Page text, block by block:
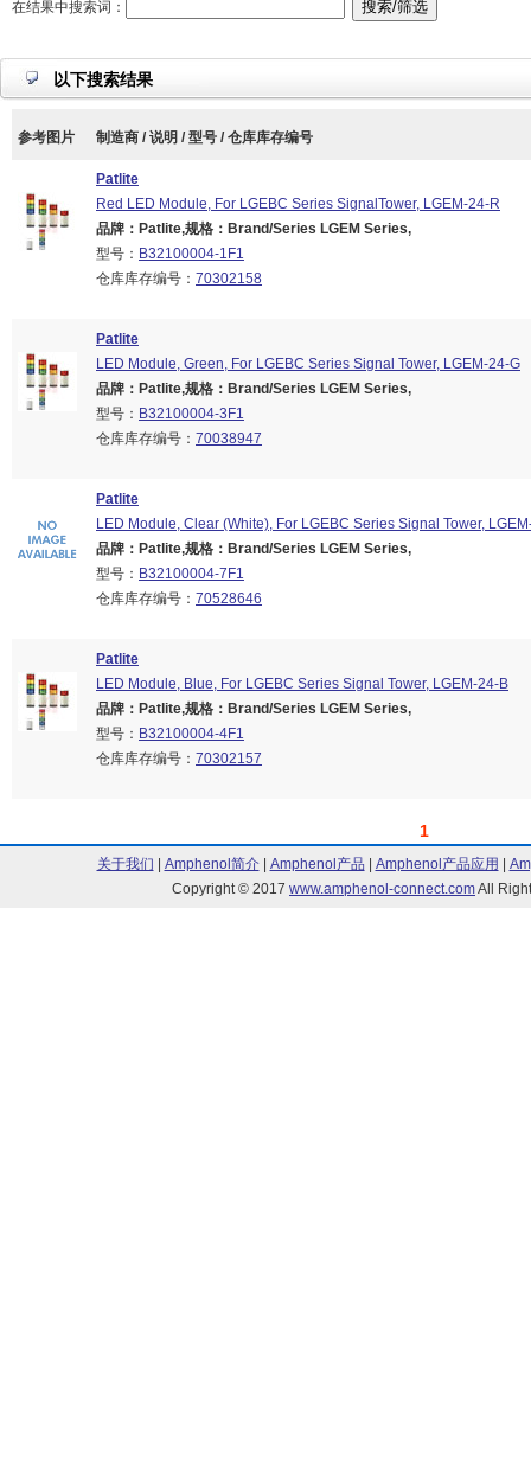
在结果中搜索词：
以下搜索结果
参考图片 制造商 / 说明 / 型号 / 仓库库存编号
Patlite
Red LED Module, For LGEBC Series SignalTower, LGEM-24-R
品牌：Patlite,规格：Brand/Series LGEM Series,
型号： B32100004-1F1
仓库库存编号： 70302158
Patlite
LED Module, Green, For LGEBC Series Signal Tower, LGEM-24-G
品牌：Patlite,规格：Brand/Series LGEM Series,
型号： B32100004-3F1
仓库库存编号： 70038947
Patlite
LED Module, Clear (White), For LGEBC Series Signal Tower,
品牌：Patlite,规格：Brand/Series LGEM Series,
型号： B32100004-7F1
仓库库存编号： 70528646
Patlite
LED Module, Blue, For LGEBC Series Signal Tower, LGEM-24-B
品牌：Patlite,规格：Brand/Series LGEM Series,
型号： B32100004-4F1
仓库库存编号： 70302157
1
关于我们 Amphenol简介| Amphenol产品 Amphenol产品应用
Copyright © 2017 www.amphenol-connect.comAll